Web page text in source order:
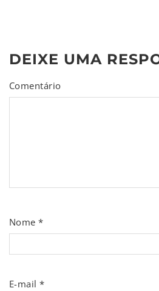
DEIXE UMA
Comentário
Nome*
E-mail*